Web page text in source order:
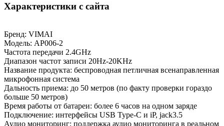
Характеристики с сайта
Бренд: VIMAI
Модель: AP006-2
Частота передачи 2.4GHz
Диапазон частот записи 20Hz-20KHz
Название продукта: беспроводная петличная всенаправленная
микрофонная система
Дальность приема: до 50 метров (по факту проверки гораздо
больше 50 метров)
Время работы от батареи: более 6 часов на одном заряде
Подключение: интерфейсы USB Type-C и iP, jack3.5
Аудио мониторинг: поддержка аудио мониторинга в реальном